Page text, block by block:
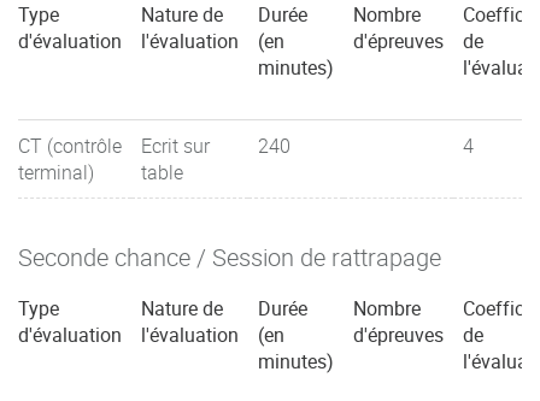
Type
d'évaluation
Nature de
l'évaluation
Durée
(en
minutes)
Nombre
d'épreuves
de
CT (contrôle
terminal)
Ecrit sur
table
240 4
Seconde chance / Session de rattrapage
Type
d'évaluation
Nature de
l'évaluation
Durée
(en
minutes)
Nombre
d'épreuves
de